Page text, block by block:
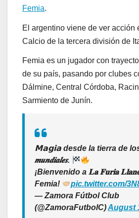
Femia.
El argentino viene de ver acción
Calcio de la tercera división de
Femia es un jugador con
de su país, pasando por clubes
Dálmine, Central Córdoba,
Sarmiento de Junín.
𝗠𝗮𝗴𝗶𝗮 desde la tierra de los
𝒎𝒖𝒏𝒅𝒊𝒂𝒍𝒆𝒔.
¡Bienvenido a 𝐋𝐚 𝐅𝐮𝐫𝐢𝐚
Femia!
pic.twitter.com/
— Zamora Fútbol Club
(@ZamoraFutbolC)August